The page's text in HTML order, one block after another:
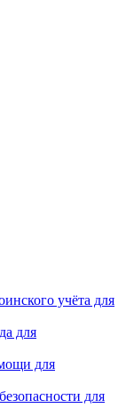
учёта для
для
для
для